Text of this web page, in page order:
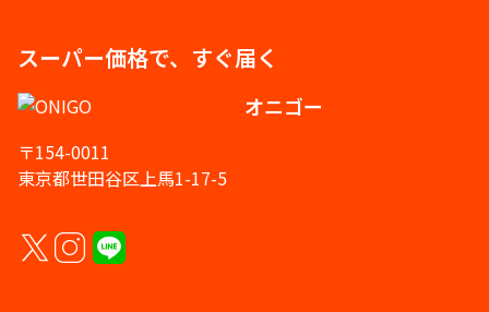
スーパー価格で、すぐ届く
オニゴー
〒154-0011
東京都世田谷区上馬1-17-5